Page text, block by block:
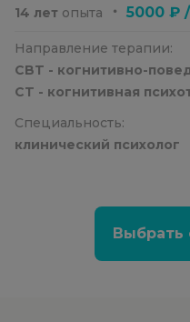
14 лет опыта ・ 5000 ₽
Направление терапии:
CBT - когнитивно-
CT - когнитивная
Специальность:
клинический психолог
Выбрать